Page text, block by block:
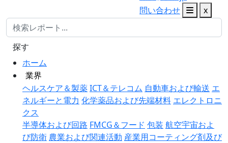
問い合わせ
x
ホーム
業界
ヘルスケア＆製薬ICT＆テレコム 自動車および輸送 エ
ネルギーと電力 化学薬品および先端材料 エレクトロニ
クス
半導体および回路 FMCG＆フード 包装 航空宇宙およ
び防衛 農業および関連活動 産業用コーティング剤及び
探す